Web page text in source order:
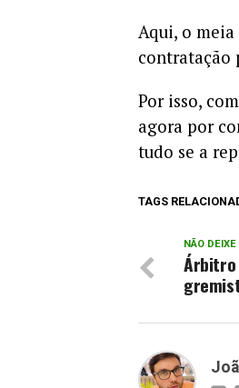
Aqui, o
contratação
Por isso,
agora por
tudo se a
TAGS
NÃO
Árbitro